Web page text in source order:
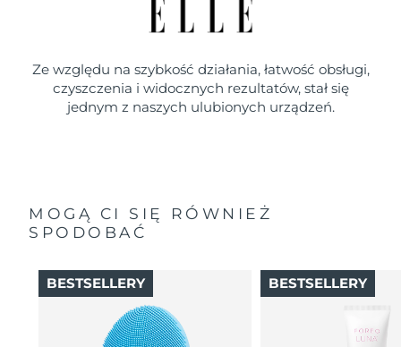
Ze względu na szybkość działania, łatwość obsługi,
czyszczenia i widocznych rezultatów, stał się
jednym z naszych ulubionych urządzeń.
MOGĄ CI SIĘ RÓWNIEŻ
SPODOBAĆ
BESTSELLERY BESTSELLERY